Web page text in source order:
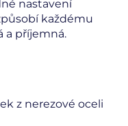
nastavení
každému
a příjemná.
z nerezové oceli